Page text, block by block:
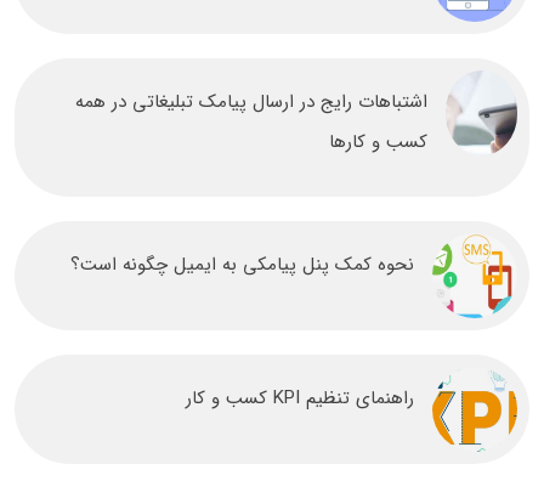
اشتباهات رایج در ارسال پیامک تبلیغاتی در همه
کسب و کارها
نحوه کمک پنل پیامکی به ایمیل چگونه است؟
راهنمای تنظیم KPI کسب و کار